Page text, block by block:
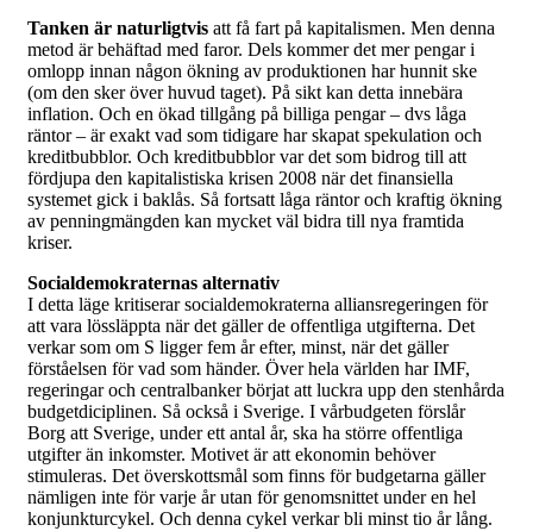
Tanken är naturligtvis att få fart på kapitalismen. Men denna
metod är behäftad med faror. Dels kommer det mer pengar i
omlopp innan någon ökning av produktionen har hunnit ske
(om den sker över huvud taget). På sikt kan detta innebära
inflation. Och en ökad tillgång på billiga pengar – dvs låga
räntor – är exakt vad som tidigare har skapat spekulation och
kreditbubblor. Och kreditbubblor var det som bidrog till att
fördjupa den kapitalistiska krisen 2008 när det finansiella
systemet gick i baklås. Så fortsatt låga räntor och kraftig ökning
av penningmängden kan mycket väl bidra till nya framtida
kriser.
Socialdemokraternas alternativ
I detta läge kritiserar socialdemokraterna alliansregeringen för
att vara lössläppta när det gäller de offentliga utgifterna. Det
verkar som om S ligger fem år efter, minst, när det gäller
förståelsen för vad som händer. Över hela världen har IMF,
regeringar och centralbanker börjat att luckra upp den stenhårda
budgetdiciplinen. Så också i Sverige. I vårbudgeten förslår
Borg att Sverige, under ett antal år, ska ha större offentliga
utgifter än inkomster. Motivet är att ekonomin behöver
stimuleras. Det överskottsmål som finns för budgetarna gäller
nämligen inte för varje år utan för genomsnittet under en hel
konjunkturcykel. Och denna cykel verkar bli minst tio år lång.